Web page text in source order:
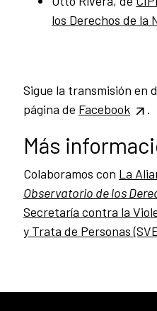
los Derechos de la
Sigue la transmisión en
página de Facebook .
Más
Colaboramos con La
Observatorio de los
Secretaría contra la
y Trata de Personas